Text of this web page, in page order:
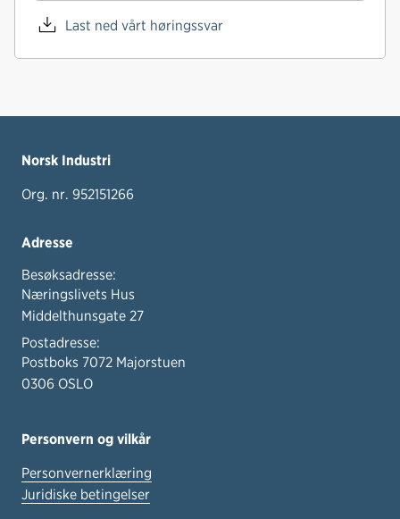
k
n
Last ned vårt høringssvar
Norsk Industri
Org. nr. 952151266
Adresse
Besøksadresse:
Næringslivets Hus
Middelthunsgate 27
Postadresse:
Postboks 7072 Majorstuen
0306 OSLO
Personvern og vilkår
Personvernerklæring
Juridiske betingelser